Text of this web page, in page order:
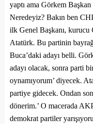
yaptı ama Görkem
Neredeyiz? Bakın ben
ilk Genel Başkanı, kurucu
Atatürk. Bu partinin
Buca’daki adayı belli.
adayı olacak, sonra parti
oynamıyorum’ diyecek.
partiye gidecek. Ondan
dönerim.’ O macerada
demokrat partiler